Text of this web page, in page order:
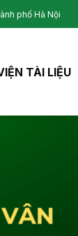
phố Hà Nội
TÀI LIỆU